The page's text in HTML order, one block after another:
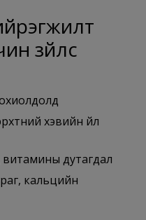
зүйлс
хэвийн үйл
дутагдал
кальцийн